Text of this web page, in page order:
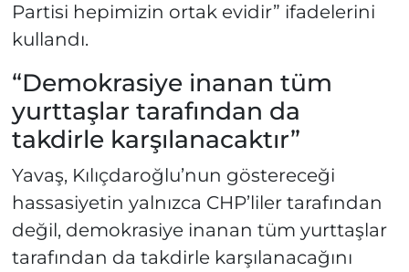
Partisi hepimizin ortak evidir” ifadelerini
kullandı.
“Demokrasiye inanan tüm
yurttaşlar tarafından da
takdirle karşılanacaktır”
Yavaş, Kılıçdaroğlu’nun göstereceği
hassasiyetin yalnızca CHP’liler tarafından
değil, demokrasiye inanan tüm yurttaşlar
tarafından da takdirle karşılanacağını